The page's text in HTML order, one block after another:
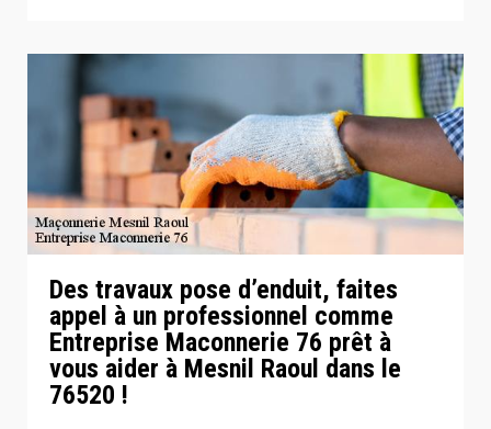
Des travaux pose d’enduit, faites
appel à un professionnel comme
Entreprise Maconnerie 76 prêt à
vous aider à Mesnil Raoul dans le
76520 !